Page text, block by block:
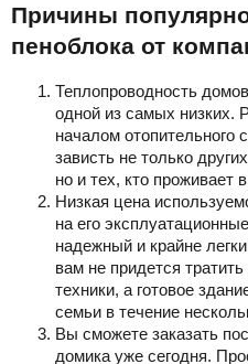
Причины
пеноблока от
Теплопроводность
одной из самых низких.
началом отопительного
зависть не только
но и тех, кто проживает
Низкая цена
на его
надежный и крайне
вам не придется
техники, а готовое
семьи в течение
Вы сможете заказать
домика уже сегодня.